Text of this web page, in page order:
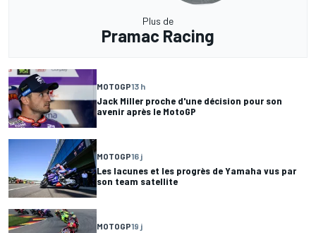
Plus de
Pramac Racing
MOTOGP13 h
Jack Miller proche d'une décision pour son
avenir après le MotoGP
MOTOGP16 j
Les lacunes et les progrès de Yamaha vus par
son team satellite
MOTOGP19 j